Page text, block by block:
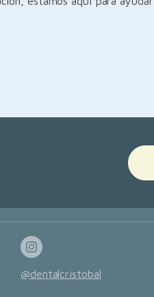
@dentalcristobal